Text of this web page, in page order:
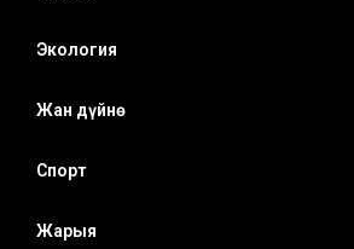
Экология
Жан дүйнө
Спорт
Жарыя